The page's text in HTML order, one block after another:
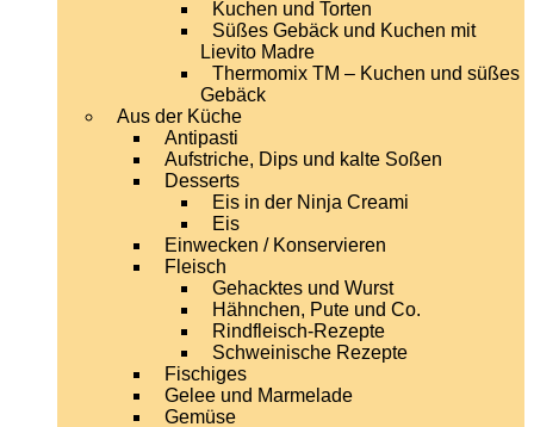
Kuchen und Torten
Süßes Gebäck und Kuchen mit
Lievito Madre
Thermomix TM – Kuchen und süßes
Gebäck
Aus der Küche
Antipasti
Aufstriche, Dips und kalte Soßen
Desserts
Eis in der Ninja Creami
Eis
Einwecken / Konservieren
Fleisch
Gehacktes und Wurst
Hähnchen, Pute und Co.
Rindfleisch-Rezepte
Schweinische Rezepte
Fischiges
Gelee und Marmelade
Gemüse